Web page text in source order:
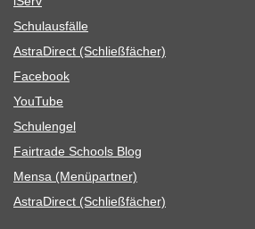
Schul­aus­fälle
Astra­Di­rect (Schließ­fä­cher)
Face­book
You­Tube
Schul­en­gel
Fair­trade Schools Blog
Mensa (Menü­part­ner)
Astra­Di­rect (Schließ­fä­cher)